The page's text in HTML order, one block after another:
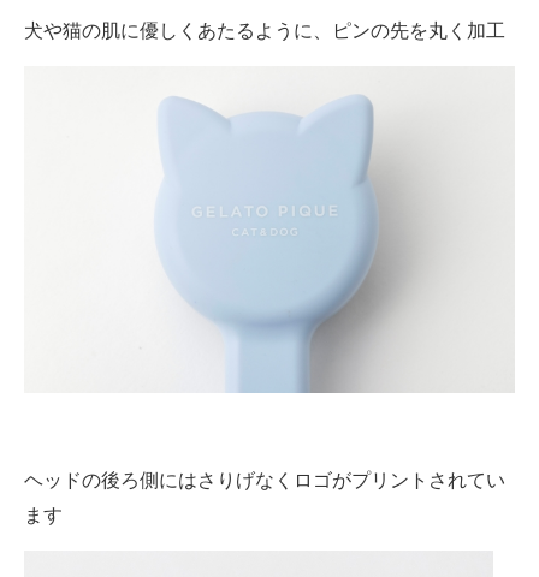
犬や猫の肌に優しくあたるように、ピンの先を丸く加工
ヘッドの後ろ側にはさりげなくロゴがプリントされてい
ます